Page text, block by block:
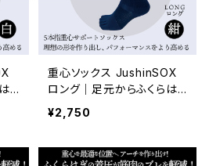
重心ソックス JushinSOX
ロング｜足元からふくらは
ぎまで支える5本指ソック
ス 紺
¥2,750